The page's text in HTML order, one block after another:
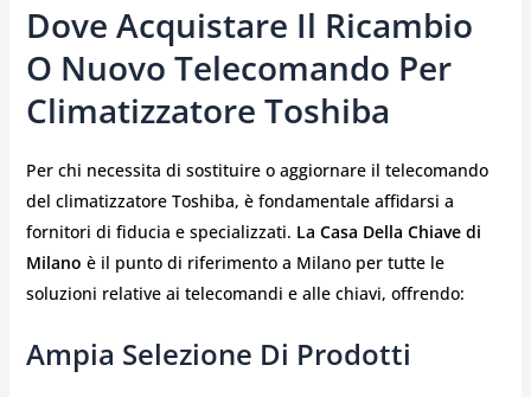
Dove Acquistare Il Ricambio
O Nuovo Telecomando Per
Climatizzatore Toshiba
Per chi necessita di sostituire o aggiornare il telecomando
del climatizzatore Toshiba, è fondamentale affidarsi a
fornitori di fiducia e specializzati. La Casa Della Chiave di
Milano è il punto di riferimento a Milano per tutte le
soluzioni relative ai telecomandi e alle chiavi, offrendo:
Ampia Selezione Di Prodotti